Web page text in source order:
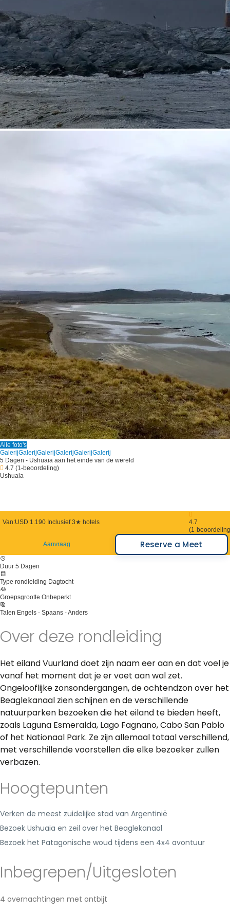
Alle foto's
GalerijGalerijGalerijGalerijGalerijGalerij
5 Dagen - Ushuaia aan het einde van de wereld
4.7 (1-beoordeling)
Ushuaia
Van:USD 1.190 Inclusief 3★ hotels
4.7
(1-
Aanvraag
Reserve a Meet
Duur 5 Dagen
Type rondleiding Dagtocht
Groepsgrootte Onbeperkt
Talen Engels - Spaans - Anders
Over deze rondleiding
Het eiland Vuurland doet zijn naam eer aan en dat voel je
vanaf het moment dat je er voet aan wal zet.
Ongelooflijke zonsondergangen, de ochtendzon over het
Beaglekanaal zien schijnen en de verschillende
natuurparken bezoeken die het eiland te bieden heeft,
zoals Laguna Esmeralda, Lago Fagnano, Cabo San Pablo
of het Nationaal Park. Ze zijn allemaal totaal verschillend,
met verschillende voorstellen die elke bezoeker zullen
verbazen.
Hoogtepunten
Verken de meest zuidelijke stad van Argentinië
Bezoek Ushuaia en zeil over het Beaglekanaal
Bezoek het Patagonische woud tijdens een 4x4 avontuur
Inbegrepen/Uitgesloten
4 overnachtingen met ontbijt